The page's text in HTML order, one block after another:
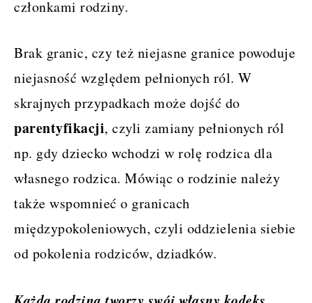
członkami rodziny.
Brak granic, czy też niejasne granice powoduje
niejasność względem pełnionych ról. W
skrajnych przypadkach może dojść do
parentyfikacji, czyli zamiany pełnionych ról
np. gdy dziecko wchodzi w rolę rodzica dla
własnego rodzica. Mówiąc o rodzinie należy
także wspomnieć o granicach
międzypokoleniowych, czyli oddzielenia siebie
od pokolenia rodziców, dziadków.